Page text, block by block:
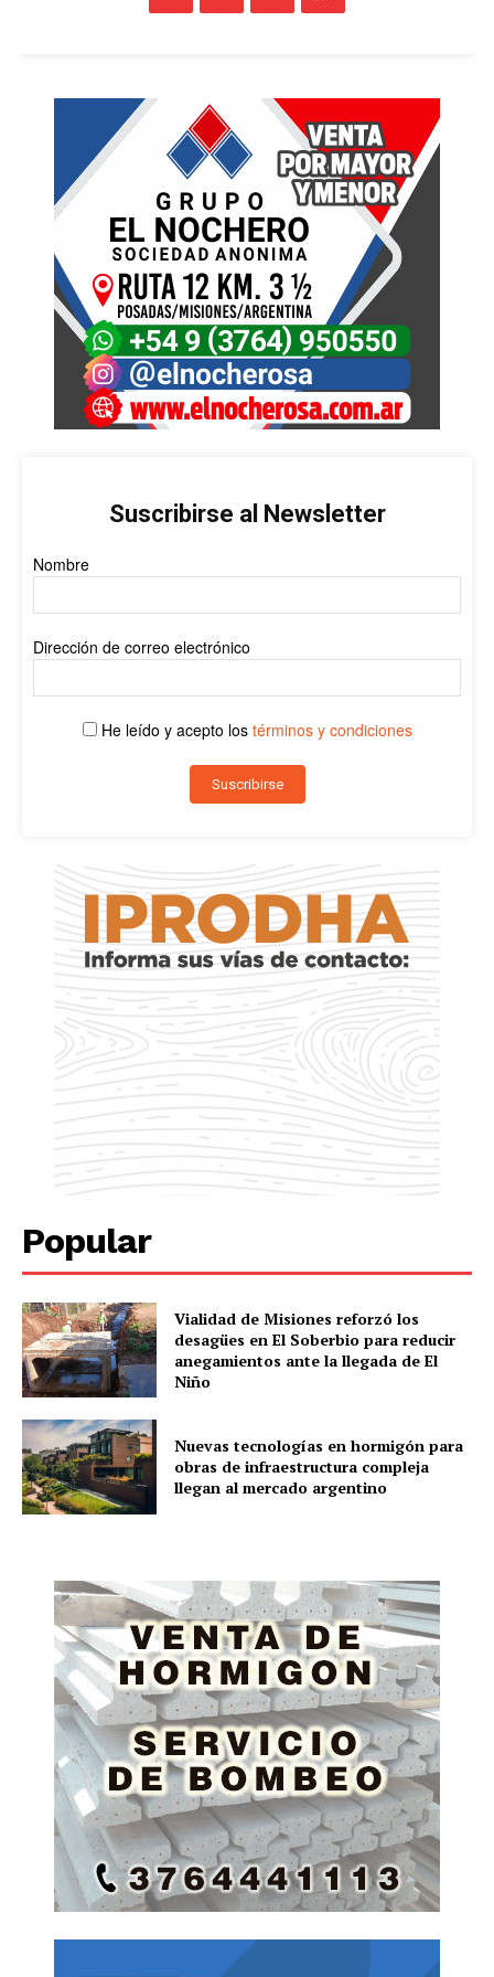
Suscribirse al Newsletter
Nombre
Dirección de correo electrónico
He leído y acepto los términos y condiciones
Popular
Vialidad de Misiones reforzó los
desagües en El Soberbio para reducir
anegamientos ante la llegada de El
Niño
Nuevas tecnologías en hormigón para
obras de infraestructura compleja
llegan al mercado argentino